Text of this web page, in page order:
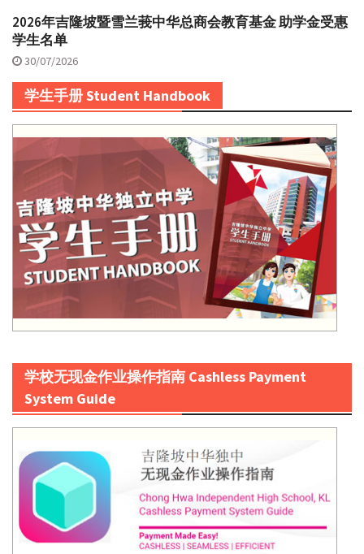
2026年吉隆坡暨雪兰莪中华总商会教育基金 助学金受惠
学生名单
30/07/2026
学生手册 Student Handbook
学校无现金作业操作指南 Cashless Payment
System Guide